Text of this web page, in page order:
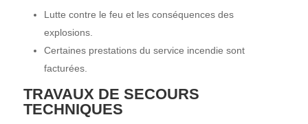
Lutte contre le feu et les conséquences des
explosions.
Certaines prestations du service incendie sont
facturées.
TRAVAUX DE SECOURS
TECHNIQUES